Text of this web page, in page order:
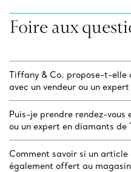
Foire aux
Tiffany & Co. propose-t-elle
avec un vendeur ou un
Puis-je prendre rendez-vous
ou un expert en diamants de
Comment savoir si un
également offert au